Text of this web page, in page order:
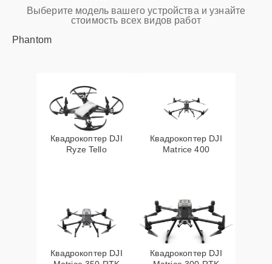
Выберите модель вашего устройства и узнайте
стоимость всех видов работ
Phantom
Квадрокоптер DJI
Ryze Tello
Квадрокоптер DJI
Matrice 400
Квадрокоптер DJI
Квадрокоптер DJI